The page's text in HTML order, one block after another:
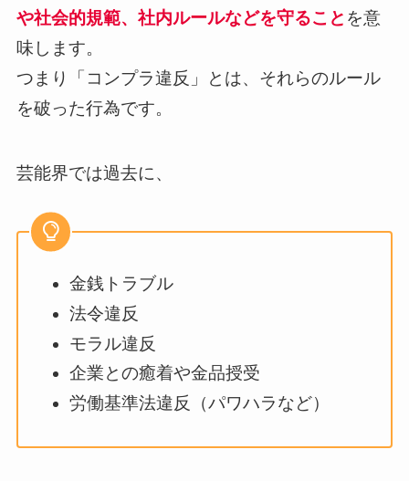
や社会的規範、社内ルールなどを守ること を意
味します。
つまり「コンプラ違反」とは、それらのルール
を破った行為です。
芸能界では過去に、
金銭トラブル
法令違反
モラル違反
企業との癒着や金品授受
労働基準法違反（パワハラなど）